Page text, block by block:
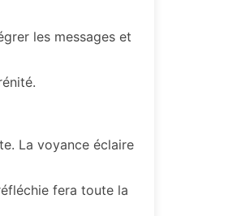
les messages et
La voyance éclaire
fera toute la